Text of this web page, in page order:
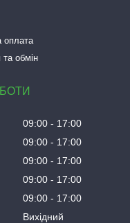
оплата
та обмін
09:00
17:00
09:00
17:00
09:00
17:00
09:00
17:00
09:00
17:00
Вихідний